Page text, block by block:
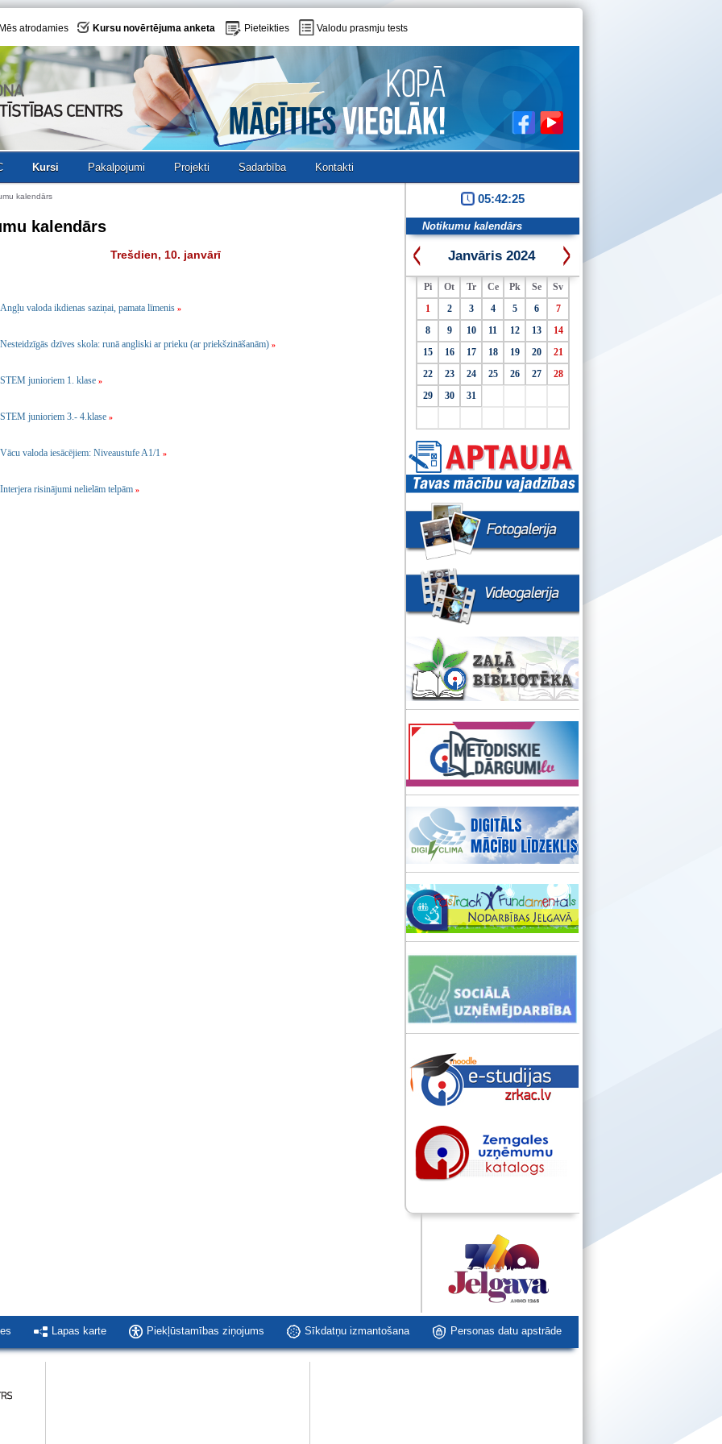
Mēs atrodamies Kursu novērtējuma anketa Pieteikties Valodu prasmju tests
Kursi Pakalpojumi Projekti Sadarbība Kontakti
kalendārs
kalendārs
Trešdien, 10. janvārī
Angļu valoda ikdienas saziņai, pamata līmenis »
Nesteidzīgās dzīves skola: runā angliski ar prieku (ar priekšzināšanām) »
STEM junioriem 1. klase »
STEM junioriem 3.- 4.klase »
Vācu valoda iesācējiem: Niveaustufe A1/1 »
Interjera risinājumi nelielām telpām »
05:42:26
Notikumu kalendārs
Janvāris 2024
Pi Ot Tr Ce Pk Se
Sv
1
2 3 4 5 6
7
8
9 10 11 12 13
14
15
16 17 18 19 20
21
22
23 24 25 26 27
28
29
30 31
Lapas karte Piekļūstamības ziņojums Sīkdatņu izmantošana Personas datu apstrāde